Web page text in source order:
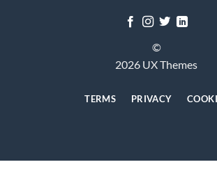
©
2026 UX Themes
TERMS PRIVACY